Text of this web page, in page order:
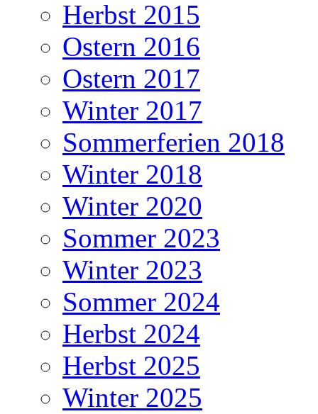
Herbst 2015
Ostern 2016
Ostern 2017
Winter 2017
Sommerferien 2018
Winter 2018
Winter 2020
Sommer 2023
Winter 2023
Sommer 2024
Herbst 2024
Herbst 2025
Winter 2025